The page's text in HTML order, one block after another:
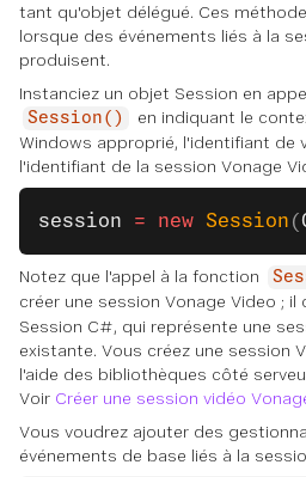
tant qu'objet délégué. Ces
lorsque des événements liés à la
produisent.
Instanciez un objet Session en
Session()
en indiquant le
Windows approprié, l'identifiant de
l'identifiant de la session Vonage
session = new Session (
Notez que l'appel à la fonction
créer une session Vonage Video ; il
Session C#, qui représente une
existante. Vous créez une session
l'aide des bibliothèques côté
Voir Créer une session vidéo
Vous voudrez ajouter des
événements de base liés à la